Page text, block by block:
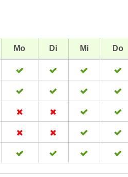
Mo Di Mi Do